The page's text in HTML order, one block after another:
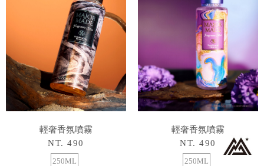
輕奢香氛噴霧
NT. 490
250ML
輕奢香氛噴霧
NT. 490
250ML